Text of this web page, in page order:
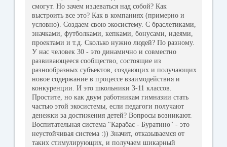
смогут. Но зачем издеваться над собой? Как
выстроить все это? Как в компаниях (примерно и
условно). Создаем свою экосистему. С браслетиками,
значками, футболками, кепками, бонусами, идеями,
проектами и т.д. Сколько нужно людей? По разному.
У нас человек 30 - это динамично и совместно
развивающееся сообщество, состоящие из
разнообразных субъектов, создающих и получающих
новое содержание в процессе взаимодействия и
конкуренции. И это школьники 3-11 классов.
Простите, но как двум работникам гимназии стать
частью этой экосистемы, если педагоги получают
денежки за достижения детей? Вопросы возникают.
Воспитательная система "Карабас - Буратино" - это
неустойчивая система :)) Значит, отказываемся от
таких стимулирующих, и получаем шикарный